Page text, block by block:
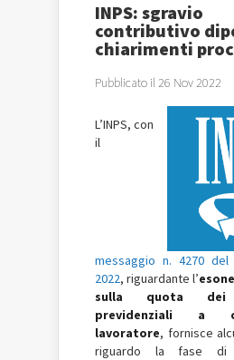
INPS: sgravio
contributivo
chiarimenti
Pubblicato il 26 Nov 2022
L’INPS, con
il
messaggio n. 4270 del
2022, riguardante l’
sulla quota dei
previdenziali a
lavoratore, fornisce
riguardo la fase di